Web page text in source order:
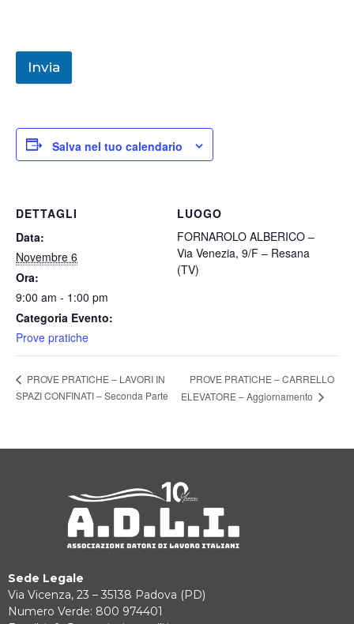
Invia
Salva nel tuo calendario
DETTAGLI
Data:
Novembre 6
Ora:
9:00 am - 1:00 pm
Categoria Evento:
Prove pratiche
LUOGO
FORNAROLO ALBERICO –
Via Venezia, 9/F – Resana
(TV)
PROVE PRATICHE – LAVORI IN
SPAZI CONFINATI – Seconda Parte
PROVE PRATICHE – CARRELLO
ELEVATORE – Aggiornamento
Sede Legale
Via Vicenza, 23 – 35138 Padova (PD)
Numero Verde: 800 974401